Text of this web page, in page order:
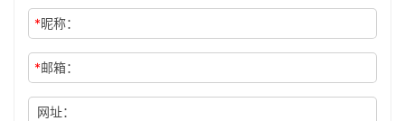
*昵称：
*邮箱：
网址：